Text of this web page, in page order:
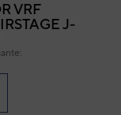
VRF
J-